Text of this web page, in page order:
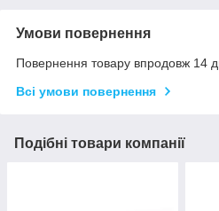
Умови повернення
Повернення товару впродовж 14
Всі умови повернення
Подібні товари компанії